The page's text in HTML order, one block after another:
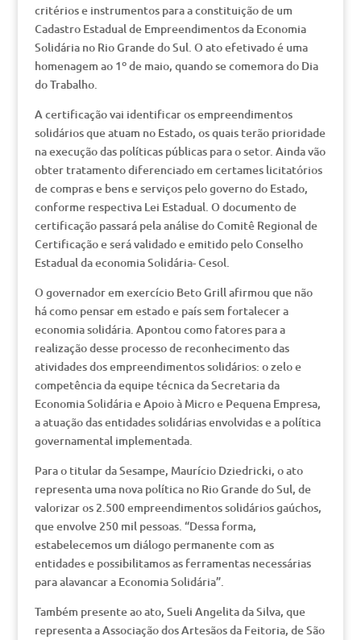
critérios e instrumentos para a constituição de um
Cadastro Estadual de Empreendimentos da Economia
Solidária no Rio Grande do Sul. O ato efetivado é uma
homenagem ao 1º de maio, quando se comemora do Dia
do Trabalho.
A certificação vai identificar os empreendimentos
solidários que atuam no Estado, os quais terão prioridade
na execução das políticas públicas para o setor. Ainda vão
obter tratamento diferenciado em certames licitatórios
de compras e bens e serviços pelo governo do Estado,
conforme respectiva Lei Estadual. O documento de
certificação passará pela análise do Comitê Regional de
Certificação e será validado e emitido pelo Conselho
Estadual da economia Solidária- Cesol.
O governador em exercício Beto Grill afirmou que não
há como pensar em estado e país sem fortalecer a
economia solidária. Apontou como fatores para a
realização desse processo de reconhecimento das
atividades dos empreendimentos solidários: o zelo e
competência da equipe técnica da Secretaria da
Economia Solidária e Apoio à Micro e Pequena Empresa,
a atuação das entidades solidárias envolvidas e a política
governamental implementada.
Para o titular da Sesampe, Maurício Dziedricki, o ato
representa uma nova política no Rio Grande do Sul, de
valorizar os 2.500 empreendimentos solidários gaúchos,
que envolve 250 mil pessoas. “Dessa forma,
estabelecemos um diálogo permanente com as
entidades e possibilitamos as ferramentas necessárias
para alavancar a Economia Solidária”.
Também presente ao ato, Sueli Angelita da Silva, que
representa a Associação dos Artesãos da Feitoria, de São